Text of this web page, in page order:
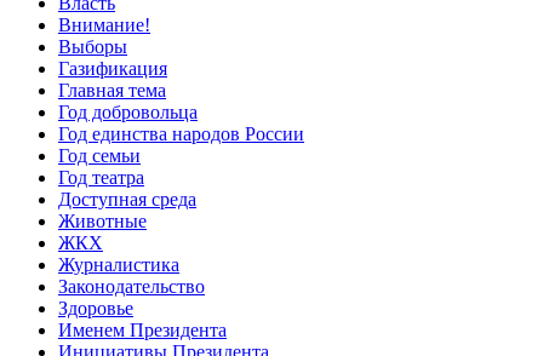
Внимание!
Выборы
Газификация
Главная тема
Год добровольца
Год единства народов России
Год семьи
Год театра
Доступная среда
Животные
ЖКХ
Журналистика
Законодательство
Здоровье
Именем Президента